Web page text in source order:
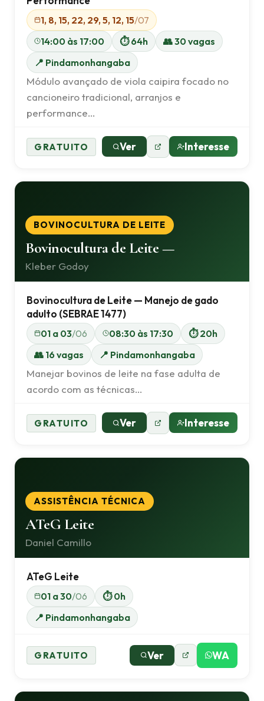
1, 8, 15, 22, 29, 5, 12, 15/07
14:00 às 17:00
⏱ 64h
👥 30 vagas
📍 Pindamonhangaba
Módulo avançado de viola caipira focado no
cancioneiro tradicional, arranjos e
performance…
GRATUITO Ver Interesse
BOVINOCULTURA DE LEITE
Bovinocultura de Leite —
Kleber Godoy
Bovinocultura de Leite — Manejo de gado
adulto (SEBRAE 1477)
01 a 03/06 08:30 às 17:30
⏱ 20h
👥 16 vagas
📍 Pindamonhangaba
Manejar bovinos de leite na fase adulta de
acordo com as técnicas…
GRATUITO Ver Interesse
ASSISTÊNCIA TÉCNICA
ATeG Leite
Daniel Camillo
ATeG Leite
01 a 30/06
⏱ 0h
📍 Pindamonhangaba
GRATUITO Ver WA